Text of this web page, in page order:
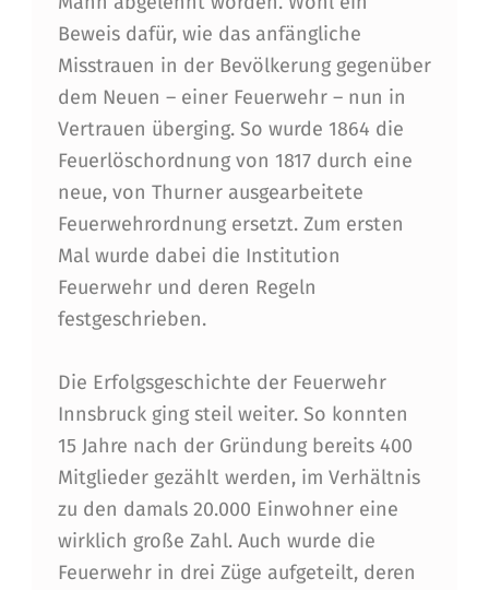
Beweis dafür, wie das anfängliche
Misstrauen in der Bevölkerung gegenüber
dem Neuen – einer Feuerwehr – nun in
Vertrauen überging. So wurde 1864 die
Feuerlöschordnung von 1817 durch eine
neue, von Thurner ausgearbeitete
Feuerwehrordnung ersetzt. Zum ersten
Mal wurde dabei die Institution
Feuerwehr und deren Regeln
festgeschrieben.
Die Erfolgsgeschichte der Feuerwehr
Innsbruck ging steil weiter. So konnten
15 Jahre nach der Gründung bereits 400
Mitglieder gezählt werden, im Verhältnis
zu den damals 20.000 Einwohner eine
wirklich große Zahl. Auch wurde die
Feuerwehr in drei Züge aufgeteilt, deren